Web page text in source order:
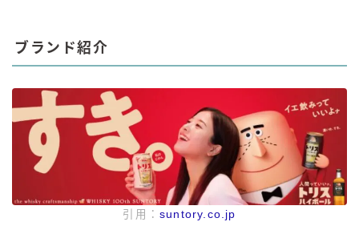
ブランド紹介
引用： suntory.co.jp